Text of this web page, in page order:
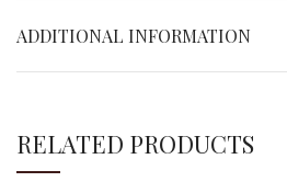
ADDITIONAL INFORMATION
RELATED PRODUCTS